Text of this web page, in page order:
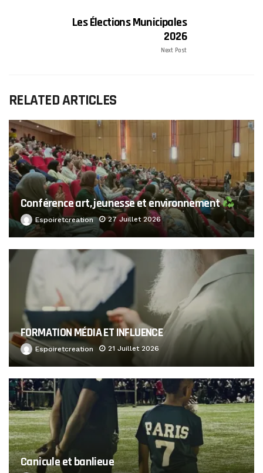
Les Élections Municipales
2026
Next Post
RELATED ARTICLES
Conférence art, jeunesse et environnement
Espoiretcreation 27 Juillet 2026
FORMATION MÉDIA ET INFLUENCE
Espoiretcreation 21 Juillet 2026
Canicule et banlieue